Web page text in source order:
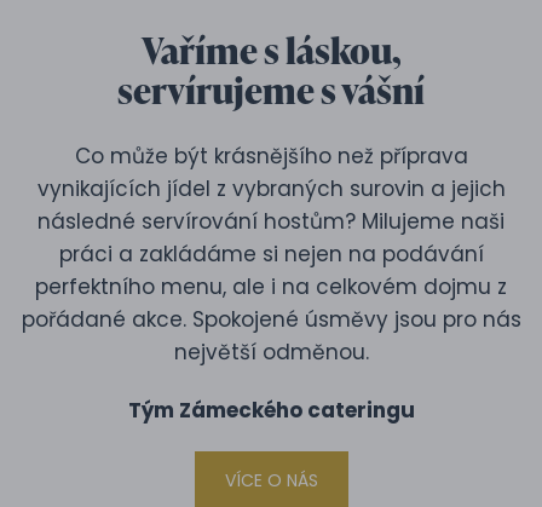
Vaříme s láskou,
servírujeme s vášní
Co může být krásnějšího než příprava
vynikajících jídel z vybraných surovin a jejich
následné servírování hostům? Milujeme naši
práci a zakládáme si nejen na podávání
perfektního menu, ale i na celkovém dojmu z
pořádané akce. Spokojené úsměvy jsou pro nás
největší odměnou.
Tým Zámeckého cateringu
VÍCE O NÁS